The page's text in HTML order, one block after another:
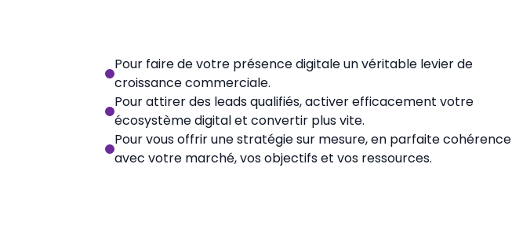
Pour faire de votre présence digitale un véritable levier de
croissance commerciale.
Pour attirer des leads qualifiés, activer efficacement votre
écosystème digital et convertir plus vite.
Pour vous offrir une stratégie sur mesure, en parfaite cohérence
avec votre marché, vos objectifs et vos ressources.